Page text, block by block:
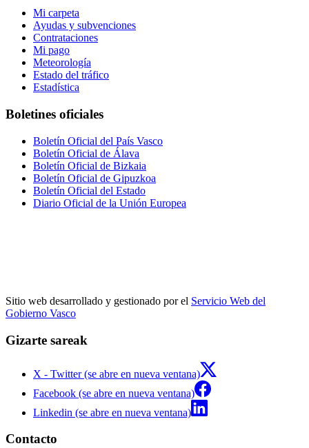
Mi carpeta
Ayudas y subvenciones
Contrataciones
Mi pago
Meteorología
Estado del tráfico
Estadística
Boletines oficiales
Boletín Oficial del País Vasco
Boletín Oficial de Álava
Boletín Oficial de Bizkaia
Boletín Oficial de Gipuzkoa
Boletín Oficial del Estado
Diario Oficial de la Unión Europea
Sitio web desarrollado y gestionado por el Servicio Web del
Gobierno Vasco
Gizarte sareak
X - Twitter (se abre en nueva ventana)
Facebook (se abre en nueva ventana)
Linkedin (se abre en nueva ventana)
Contacto